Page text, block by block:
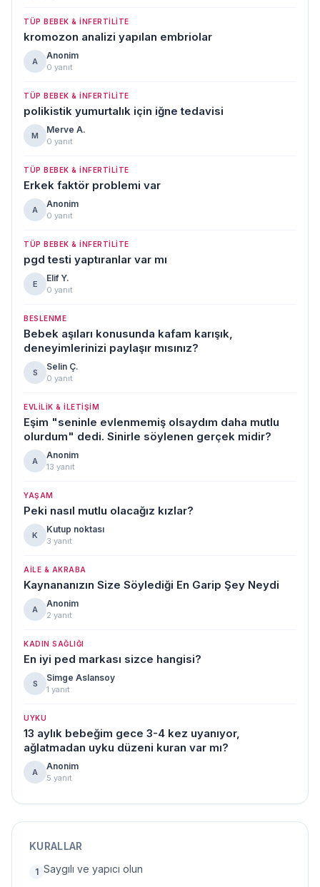
TÜP BEBEK & İNFERTILITE
kromozon analizi yapılan embriolar
A
Anonim
0 yanıt
TÜP BEBEK & İNFERTILITE
polikistik yumurtalık için iğne tedavisi
M
Merve A.
0 yanıt
TÜP BEBEK & İNFERTILITE
Erkek faktör problemi var
A
Anonim
0 yanıt
TÜP BEBEK & İNFERTILITE
pgd testi yaptıranlar var mı
E
Elif Y.
0 yanıt
BESLENME
Bebek aşıları konusunda kafam karışık,
deneyimlerinizi paylaşır mısınız?
S
Selin Ç.
0 yanıt
EVLILIK & İLETIŞIM
Eşim "seninle evlenmemiş olsaydım daha mutlu
olurdum" dedi. Sinirle söylenen gerçek midir?
A
Anonim
13 yanıt
YAŞAM
Peki nasıl mutlu olacağız kızlar?
K
Kutup noktası
3 yanıt
AILE & AKRABA
Kaynananızın Size Söylediği En Garip Şey Neydi
A
Anonim
2 yanıt
KADIN SAĞLIĞI
En iyi ped markası sizce hangisi?
S
Simge Aslansoy
1 yanıt
UYKU
13 aylık bebeğim gece 3-4 kez uyanıyor,
ağlatmadan uyku düzeni kuran var mı?
A
Anonim
5 yanıt
KURALLAR
1 Saygılı ve yapıcı olun